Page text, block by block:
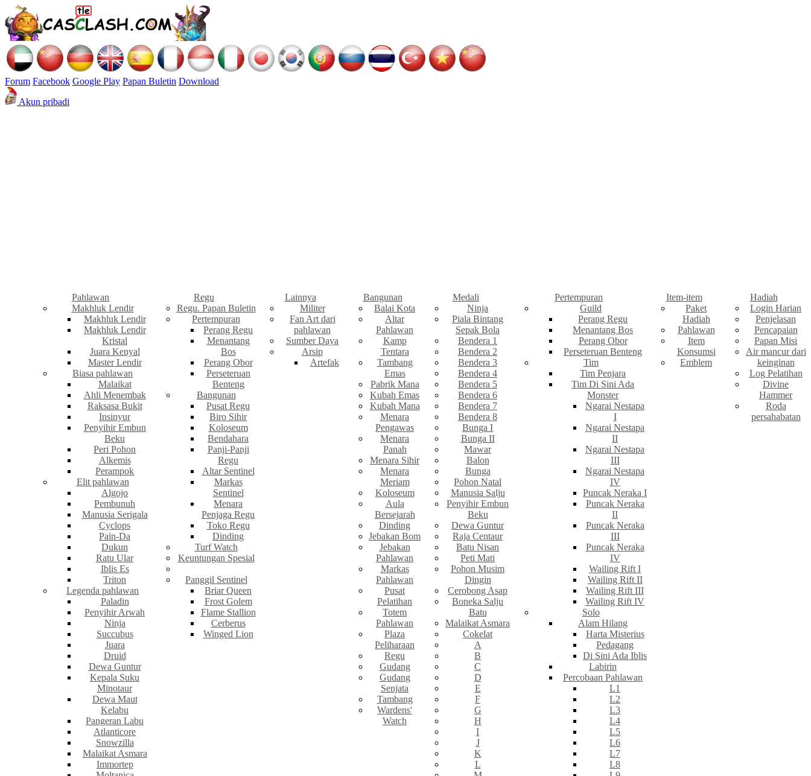
Forum Facebook Google Play Papan Buletin Download
Akun pribadi
Pahlawan
Makhluk Lendir
Makhluk Lendir
Makhluk Lendir
Kristal
Juara Kenyal
Master Lendir
Biasa pahlawan
Malaikat
Ahli Menembak
Raksasa Bukit
Insinyur
Penyihir Embun
Beku
Peri Pohon
Alkemis
Perampok
Elit pahlawan
Algojo
Pembunuh
Manusia Serigala
Cyclops
Pain-Da
Dukun
Ratu Ular
Iblis Es
Triton
Legenda pahlawan
Paladin
Penyihir Arwah
Ninja
Succubus
Juara
Druid
Dewa Guntur
Kepala Suku
Minotaur
Dewa Maut
Kelabu
Pangeran Labu
Atlanticore
Snowzilla
Malaikat Asmara
Immortep
Regu
Regu. Papan Buletin
Pertempuran
Perang Regu
Menantang
Bos
Perang Obor
Perseteruan
Benteng
Bangunan
Pusat Regu
Biro Sihir
Koloseum
Bendahara
Panji-Panji
Regu
Altar Sentinel
Markas
Sentinel
Menara
Penjaga Regu
Toko Regu
Dinding
Turf Watch
Keuntungan Spesial
Panggil Sentinel
Briar Queen
Frost Golem
Flame Stallion
Cerberus
Winged Lion
Lainnya
Militer
Fan Art dari
pahlawan
Sumber Daya
Arsip
Artefak
Bangunan
Balai Kota
Altar
Pahlawan
Kamp
Tentara
Tambang
Emas
Pabrik Mana
Kubah Emas
Kubah Mana
Menara
Pengawas
Menara
Panah
Menara Sihir
Menara
Meriam
Koloseum
Aula
Bersejarah
Dinding
Jebakan Bom
Jebakan
Pahlawan
Markas
Pahlawan
Pusat
Pelatihan
Totem
Pahlawan
Plaza
Peliharaan
Regu
Gudang
Gudang
Senjata
Tambang
Wardens'
Watch
Medali
Ninja
Piala Bintang
Sepak Bola
Bendera 1
Bendera 2
Bendera 3
Bendera 4
Bendera 5
Bendera 6
Bendera 7
Bendera 8
Bunga I
Bunga II
Mawar
Balon
Bunga
Pohon Natal
Manusia Salju
Penyihir Embun
Beku
Dewa Guntur
Raja Centaur
Batu Nisan
Peti Mati
Pohon Musim
Dingin
Cerobong Asap
Boneka Salju
Batu
Malaikat Asmara
Cokelat
A
B
C
D
E
F
G
H
I
J
K
L
Pertempuran
Guild
Perang Regu
Menantang Bos
Perang Obor
Perseteruan Benteng
Tim
Tim Penjara
Tim Di Sini Ada
Monster
Ngarai Nestapa
I
Ngarai Nestapa
II
Ngarai Nestapa
III
Ngarai Nestapa
IV
Puncak Neraka I
Puncak Neraka
II
Puncak Neraka
III
Puncak Neraka
IV
Wailing Rift I
Wailing Rift II
Wailing Rift III
Wailing Rift IV
Solo
Alam Hilang
Harta Misterius
Pedagang
Di Sini Ada Iblis
Labirin
Percobaan Pahlawan
L1
L2
L3
L4
L5
L6
L7
L8
Item-item
Paket
Hadiah
Pahlawan
Item
Konsumsi
Emblem
Hadiah
Login Harian
Penjelasan
Pencapaian
Papan Misi
Air mancur dari
keinginan
Log Pelatihan
Divine
Hammer
Roda
persahabatan